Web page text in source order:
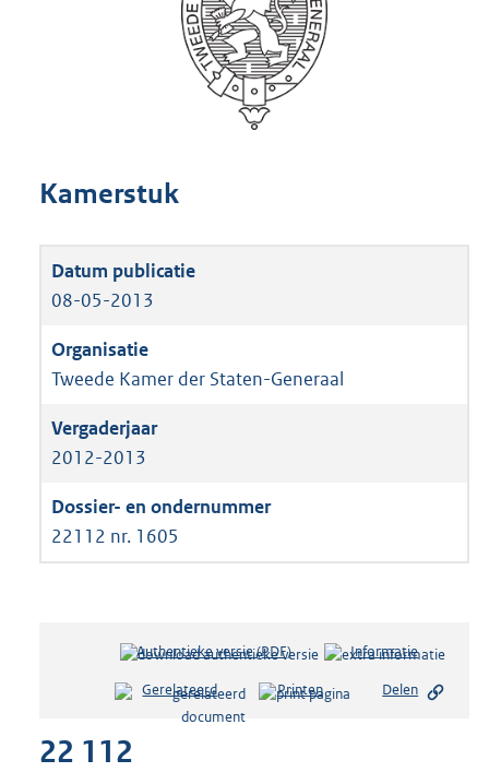
Kamerstuk
08-05-2013
Tweede Kamer der Staten-Generaal
2012-2013
22112 nr. 1605
Authentieke versie (PDF)b
s
Informatie
Gerelateerd Printen Delen
22 112